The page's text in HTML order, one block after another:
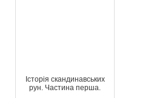
Історія скандинавських
рун. Частина перша.